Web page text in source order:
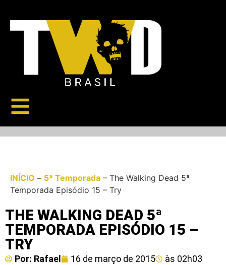
INÍCIO – 5ª Temporada – The Walking Dead 5ª
Temporada Episódio 15 – Try
THE WALKING DEAD 5ª
TEMPORADA EPISÓDIO 15 –
TRY
Por: Rafael 16 de março de 2015 às 02h03